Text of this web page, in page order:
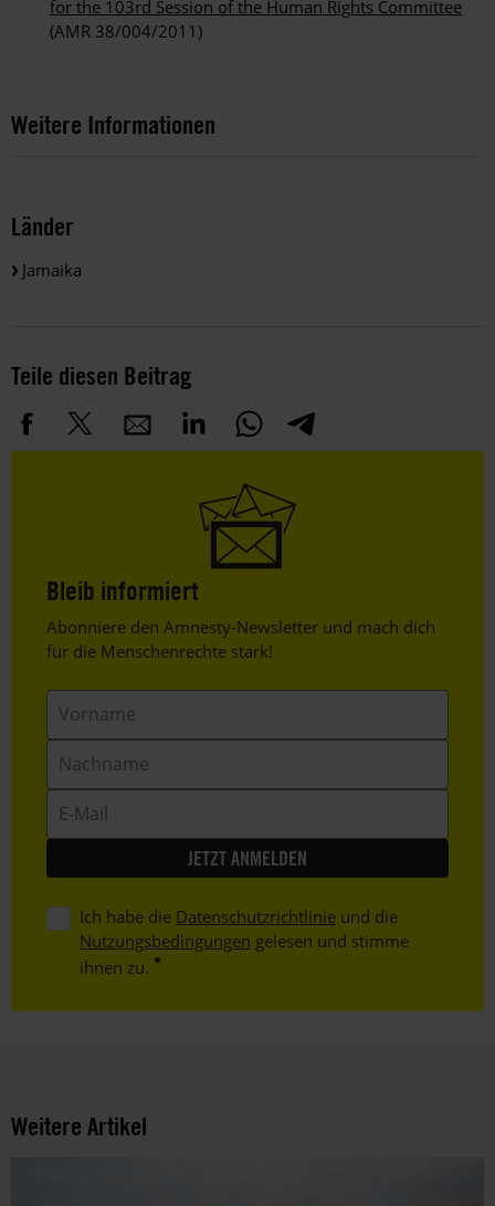
for the 103rd Session of the Human Rights Committee
(AMR 38/004/2011)
Weitere Informationen
Länder
Jamaika
Teile diesen Beitrag
Bleib informiert
Header
Text
Abonniere den Amnesty-Newsletter und mach dich
für die Menschenrechte stark!
Mail
Ich habe die Datenschutzrichtlinie und die
Nutzungsbedingungen gelesen und stimme
ihnen zu.
Weitere Artikel